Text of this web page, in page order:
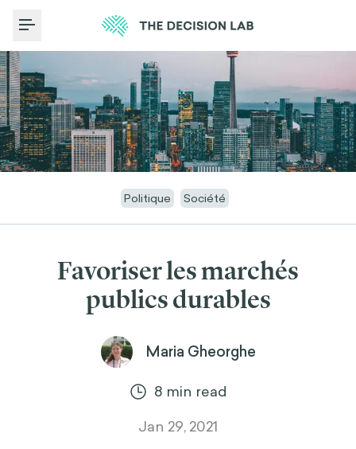
Toggle Menu
Politique Société
Favoriser les marchés
publics durables
Maria Gheorghe
8 min read
Jan 29, 2021